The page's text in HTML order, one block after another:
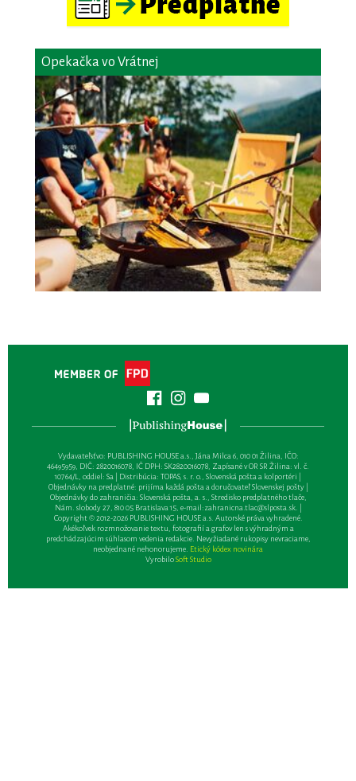
Opekačka vo Vrátnej
Vydavateľsťvo: PUBLISHING HOUSE a.s., Jána Milca 6, 010 01 Žilina, IČO:
46495959, DIČ: 2820016078, IČ DPH: SK2820016078, Zapísané v OR SR Žilina: vl. č.
10764/L, oddiel: Sa | Distribúcia: TOPAS, s. r. o., Slovenská pošta a kolportéri |
Objednávky na predplatné: prijíma každá pošta a doručovateľ Slovenskej pošty |
Objednávky do zahraničia: Slovenská pošta, a. s., Stredisko predplatného tlače,
Nám. slobody 27, 810 05 Bratislava 15, e-mail:zahranicna.tlac@slposta.sk. |
Copyright © 2012-2026 PUBLISHING HOUSE a.s. Autorské práva vyhradené.
Akékoľvek rozmnožovanie textu, fotografií a grafov len s výhradným a
predchádzajúcim súhlasom vedenia redakcie. Nevyžiadané rukopisy nevraciame,
neobjednané nehonorujeme. Etický kódex novinára
VyrobiloSoft Studio